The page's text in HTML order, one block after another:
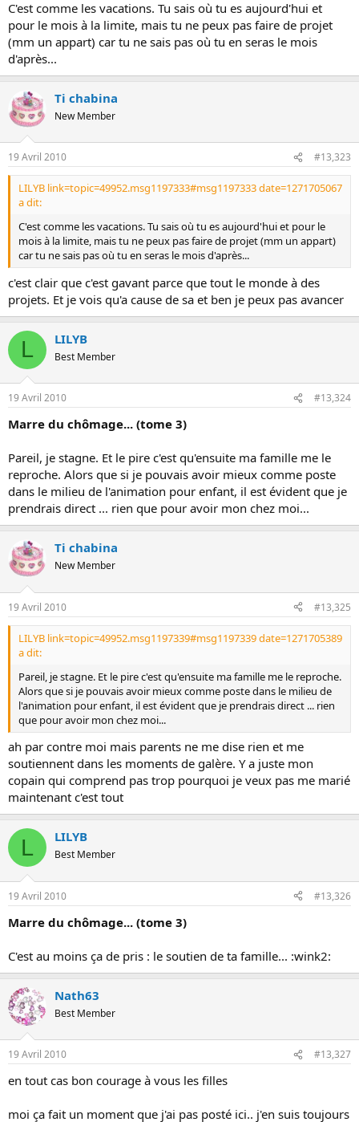
C'est comme les vacations. Tu sais où tu es aujourd'hui et
pour le mois à la limite, mais tu ne peux pas faire de projet
(mm un appart) car tu ne sais pas où tu en seras le mois
d'après...
Ti chabina
New Member
19 Avril 2010 #13,323
LILYB link=topic=49952.msg1197333#msg1197333 date=1271705067
a dit:
C'est comme les vacations. Tu sais où tu es aujourd'hui et pour le
mois à la limite, mais tu ne peux pas faire de projet (mm un appart)
car tu ne sais pas où tu en seras le mois d'après...
c'est clair que c'est gavant parce que tout le monde à des
projets. Et je vois qu'a cause de sa et ben je peux pas avancer
L LILYB
Best Member
19 Avril 2010 #13,324
Marre du chômage... (tome 3)
Pareil, je stagne. Et le pire c'est qu'ensuite ma famille me le
reproche. Alors que si je pouvais avoir mieux comme poste
dans le milieu de l'animation pour enfant, il est évident que je
prendrais direct ... rien que pour avoir mon chez moi...
Ti chabina
New Member
19 Avril 2010 #13,325
LILYB link=topic=49952.msg1197339#msg1197339 date=1271705389
a dit:
Pareil, je stagne. Et le pire c'est qu'ensuite ma famille me le reproche.
Alors que si je pouvais avoir mieux comme poste dans le milieu de
l'animation pour enfant, il est évident que je prendrais direct ... rien
que pour avoir mon chez moi...
ah par contre moi mais parents ne me dise rien et me
soutiennent dans les moments de galère. Y a juste mon
copain qui comprend pas trop pourquoi je veux pas me marié
maintenant c'est tout
L LILYB
Best Member
19 Avril 2010 #13,326
Marre du chômage... (tome 3)
C'est au moins ça de pris : le soutien de ta famille... :wink2:
Nath63
Best Member
19 Avril 2010 #13,327
en tout cas bon courage à vous les filles
moi ça fait un moment que j'ai pas posté ici.. j'en suis toujours